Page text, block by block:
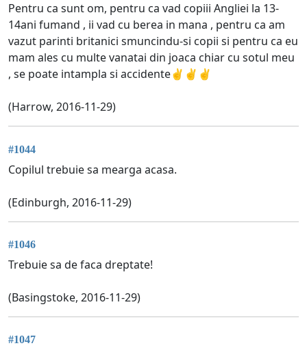
Pentru ca sunt om, pentru ca vad copiii Angliei la 13-
14ani fumand , ii vad cu berea in mana , pentru ca am
vazut parinti britanici smuncindu-si copii si pentru ca eu
mam ales cu multe vanatai din joaca chiar cu sotul meu
, se poate intampla si accidente✌✌✌
(Harrow, 2016-11-29)
#1044
Copilul trebuie sa mearga acasa.
(Edinburgh, 2016-11-29)
#1046
Trebuie sa de faca dreptate!
(Basingstoke, 2016-11-29)
#1047